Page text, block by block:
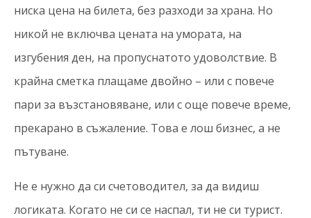
ниска цена на билета, без разходи за храна. Но
никой не включва цената на умората, на
изгубения ден, на пропуснатото удоволствие. В
крайна сметка плащаме двойно – или с повече
пари за възстановяване, или с още повече време,
прекарано в съжаление. Това е лош бизнес, а не
пътуване.
Не е нужно да си счетоводител, за да видиш
логиката. Когато не си се наспал, ти не си турист.